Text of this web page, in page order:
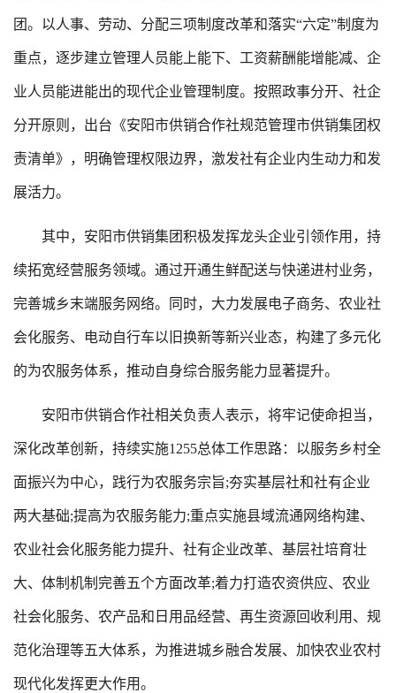
团。以人事、劳动、分配三项制度改革和落实“六定”制度为
重点，逐步建立管理人员能上能下、工资薪酬能增能减、企
业人员能进能出的现代企业管理制度。按照政事分开、社企
分开原则，出台《安阳市供销合作社规范管理市供销集团权
责清单》，明确管理权限边界，激发社有企业内生动力和发
展活力。
其中，安阳市供销集团积极发挥龙头企业引领作用，持
续拓宽经营服务领域。通过开通生鲜配送与快递进村业务，
完善城乡末端服务网络。同时，大力发展电子商务、农业社
会化服务、电动自行车以旧换新等新兴业态，构建了多元化
的为农服务体系，推动自身综合服务能力显著提升。
安阳市供销合作社相关负责人表示，将牢记使命担当，
深化改革创新，持续实施1255总体工作思路：以服务乡村全
面振兴为中心，践行为农服务宗旨;夯实基层社和社有企业
两大基础;提高为农服务能力;重点实施县域流通网络构建、
农业社会化服务能力提升、社有企业改革、基层社培育壮
大、体制机制完善五个方面改革;着力打造农资供应、农业
社会化服务、农产品和日用品经营、再生资源回收利用、规
范化治理等五大体系，为推进城乡融合发展、加快农业农村
现代化发挥更大作用。